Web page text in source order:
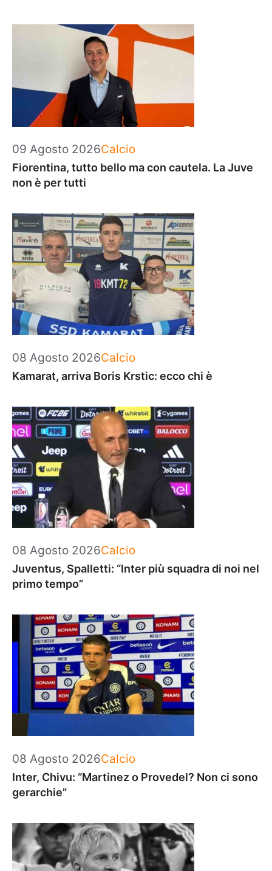
09 Agosto 2026Categorie
Calcio
Fiorentina, tutto bello ma con cautela. La Juve
non è per tutti
08 Agosto 2026Categorie
Calcio
Kamarat, arriva Boris Krstic: ecco chi è
08 Agosto 2026Categorie
Calcio
Juventus, Spalletti: “Inter più squadra di noi nel
primo tempo”
08 Agosto 2026Categorie
Calcio
Inter, Chivu: “Martinez o Provedel? Non ci sono
gerarchie”